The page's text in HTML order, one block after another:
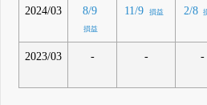
2024/03 8/9
損益
11/9 損益 2/8
2023/03 - - -